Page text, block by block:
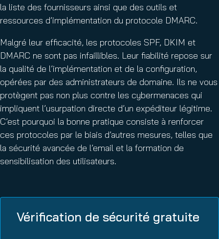
la liste des fournisseurs ainsi que des outils et
ressources d’implémentation du protocole DMARC.
Malgré leur efficacité, les protocoles SPF, DKIM et
DMARC ne sont pas infaillibles. Leur fiabilité repose sur
la qualité de l’implémentation et de la configuration,
opérées par des administrateurs de domaine. Ils ne vous
protègent pas non plus contre les cybermenaces qui
impliquent l’usurpation directe d’un expéditeur légitime.
C’est pourquoi la bonne pratique consiste à renforcer
ces protocoles par le biais d’autres mesures, telles que
la sécurité avancée de l’email et la formation de
sensibilisation des utilisateurs.
Vérification de sécurité gratuite